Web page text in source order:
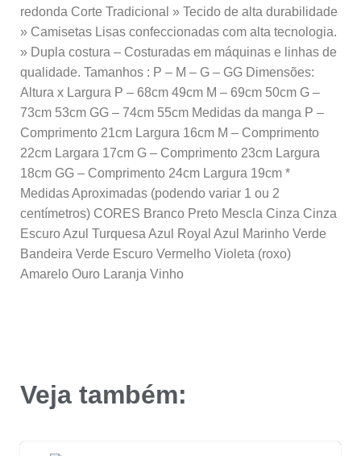
redonda Corte Tradicional » Tecido de alta durabilidade
» Camisetas Lisas confeccionadas com alta tecnologia.
» Dupla costura – Costuradas em máquinas e linhas de
qualidade. Tamanhos : P – M – G – GG Dimensões:
Altura x Largura P – 68cm 49cm M – 69cm 50cm G –
73cm 53cm GG – 74cm 55cm Medidas da manga P –
Comprimento 21cm Largura 16cm M – Comprimento
22cm Largara 17cm G – Comprimento 23cm Largura
18cm GG – Comprimento 24cm Largura 19cm *
Medidas Aproximadas (podendo variar 1 ou 2
centímetros) CORES Branco Preto Mescla Cinza Cinza
Escuro Azul Turquesa Azul Royal Azul Marinho Verde
Bandeira Verde Escuro Vermelho Violeta (roxo)
Amarelo Ouro Laranja Vinho
Veja também: